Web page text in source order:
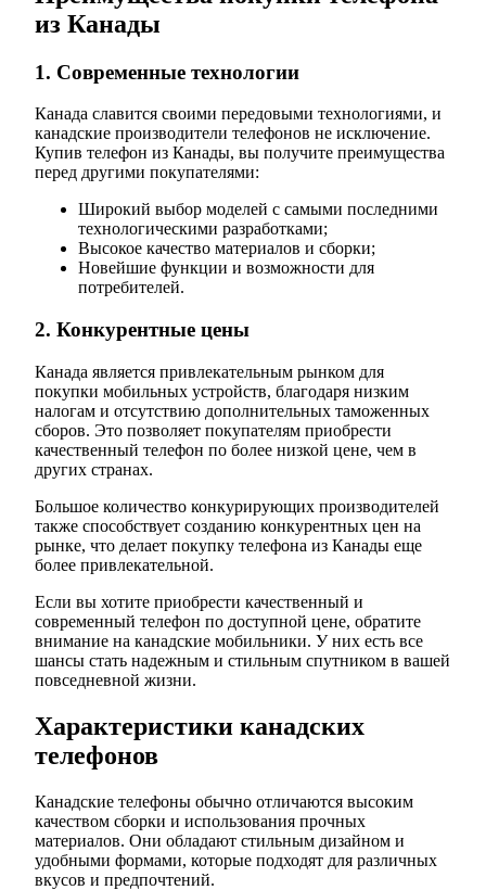
из Канады
1. Современные технологии
Канада славится своими передовыми технологиями, и
канадские производители телефонов не исключение.
Купив телефон из Канады, вы получите преимущества
перед другими покупателями:
Широкий выбор моделей с самыми последними
технологическими разработками;
Высокое качество материалов и сборки;
Новейшие функции и возможности для
потребителей.
2. Конкурентные цены
Канада является привлекательным рынком для
покупки мобильных устройств, благодаря низким
налогам и отсутствию дополнительных таможенных
сборов. Это позволяет покупателям приобрести
качественный телефон по более низкой цене, чем в
других странах.
Большое количество конкурирующих производителей
также способствует созданию конкурентных цен на
рынке, что делает покупку телефона из Канады еще
более привлекательной.
Если вы хотите приобрести качественный и
современный телефон по доступной цене, обратите
внимание на канадские мобильники. У них есть все
шансы стать надежным и стильным спутником в вашей
повседневной жизни.
Характеристики канадских
телефонов
Канадские телефоны обычно отличаются высоким
качеством сборки и использования прочных
материалов. Они обладают стильным дизайном и
удобными формами, которые подходят для различных
вкусов и предпочтений.